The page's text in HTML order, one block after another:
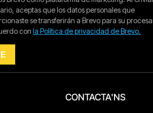
CONTACTA'NS